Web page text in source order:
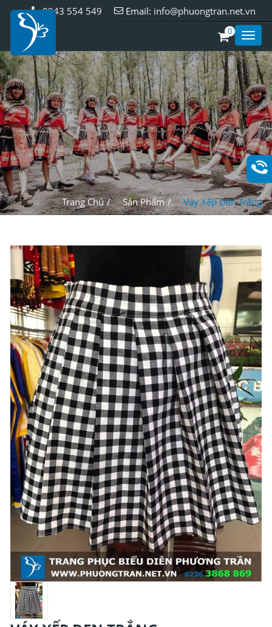
Email: info@phuongtran.net.vn
0943 554 549
0
Styles
Trang Chủ Sản Phẩm Váy Xếp Đen Trắng